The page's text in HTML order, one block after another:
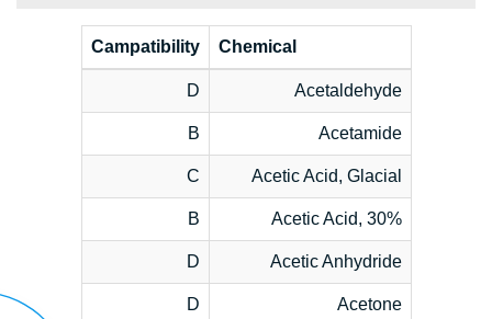
Chemical
Campatibility
Acetaldehyde
D
Acetamide
B
Acetic Acid, Glacial
C
Acetic Acid, 30%
B
Acetic Anhydride
D
Acetone
D